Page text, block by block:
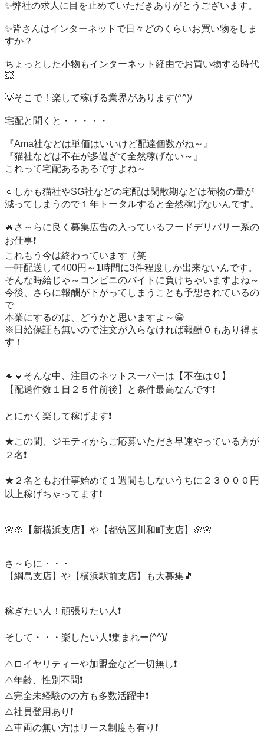
✨弊社の求人に目を止めていただきありがとうございます。
✨皆さんはインターネットで日々どのくらいお買い物をしま
すか？
ちょっとした小物もインターネット経由でお買い物する時代
💥
💡そこで！楽して稼げる業界があります(^^)/
宅配と聞くと・・・・・
『Ama社などは単価はいいけど配達個数がね～』
『猫社などは不在が多過ぎて全然稼げない～』
これって宅配あるあるですよね～
🔹しかも猫社やSG社などの宅配は閑散期などは荷物の量が
減ってしまうので１年トータルすると全然稼げないんです。
🔥さ～らに良く募集広告の入っているフードデリバリー系の
お仕事❗
これもう今は終わっています（笑
一軒配送して400円～1時間に3件程度しか出来ないんです。
そんな時給じゃ～コンビニのバイトに負けちゃいますよね～
今後、さらに報酬が下がってしまうことも予想されているの
で
本業にするのは、どうかと思いますよ～😁
※日給保証も無いので注文が入らなければ報酬０もあり得ま
す！
🔸🔸そんな中、注目のネットスーパーは【不在は０】
【配送件数１日２５件前後】と条件最高なんです❗️
とにかく楽して稼げます❗️
★この間、ジモティからご応募いただき早速やっている方が
２名❗️
★２名ともお仕事始めて１週間もしないうちに２３０００円
以上稼げちゃってます❗️
🌸🌸【新横浜支店】や【都筑区川和町支店】🌸🌸
さ～らに・・・
【綱島支店】や【横浜駅前支店】も大募集🎵
稼ぎたい人！頑張りたい人❗️
そして・・・楽したい人❗️集まれー(^^)/
⚠️ロイヤリティーや加盟金など一切無し❗️
⚠️年齢、性別不問❗️
⚠️完全未経験のの方も多数活躍中❗️
⚠️社員登用あり❗️
⚠️車両の無い方はリース制度も有り❗️